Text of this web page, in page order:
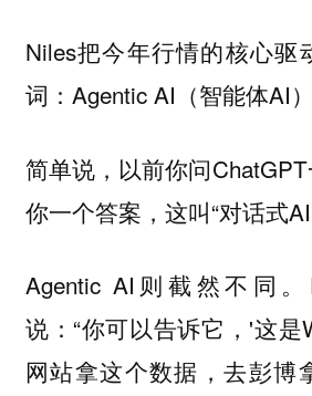
Niles把今年行情的核心驱
词：Agentic AI（智能体AI）
简单说，以前你问
你一个答案，这叫“对话式AI”
Agentic AI则截然不同
说：“你可以告诉它，'这是
网站拿这个数据，去彭博